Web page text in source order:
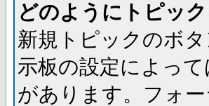
どのようにトピッ
新規トピックのボ
示板の設定によっ
があります。フォ